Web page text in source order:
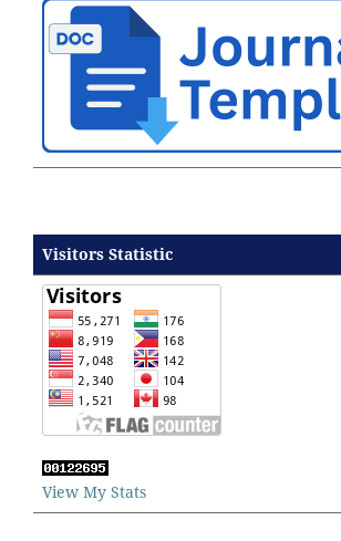
Visitors Statistic
View My Stats